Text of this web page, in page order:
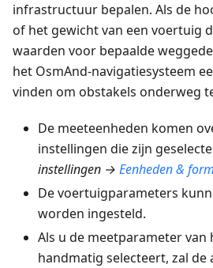
infrastructuur bepalen. Als de
of het gewicht van een voertuig
waarden voor bepaalde
het OsmAnd-navigatiesysteem
vinden om obstakels onderweg
De meeteenheden komen
instellingen die zijn
instellingen → Eenheden &
De voertuigparameters
worden ingesteld.
Als u de meetparameter van
handmatig selecteert, zal de